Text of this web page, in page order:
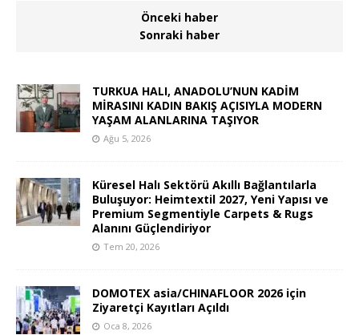
Önceki haber
Sonraki haber
TURKUA HALI, ANADOLU’NUN KADİM
MİRASINI KADIN BAKIŞ AÇISIYLA MODERN
YAŞAM ALANLARINA TAŞIYOR
Ağu 5, 2026
Küresel Halı Sektörü Akıllı Bağlantılarla
Buluşuyor: Heimtextil 2027, Yeni Yapısı ve
Premium Segmentiyle Carpets & Rugs
Alanını Güçlendiriyor
Tem 20, 2026
DOMOTEX asia/CHINAFLOOR 2026 için
Ziyaretçi Kayıtları Açıldı
Oca 8, 2026